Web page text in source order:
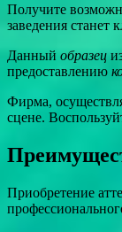
Получите
заведения
Данный образец
предоставлению
Фирма,
сцене.
Приобретение